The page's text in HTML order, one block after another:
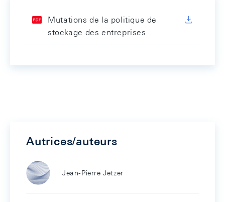
Mutations de la politique de
stockage des entreprises
Autrices/auteurs
Jean-Pierre Jetzer